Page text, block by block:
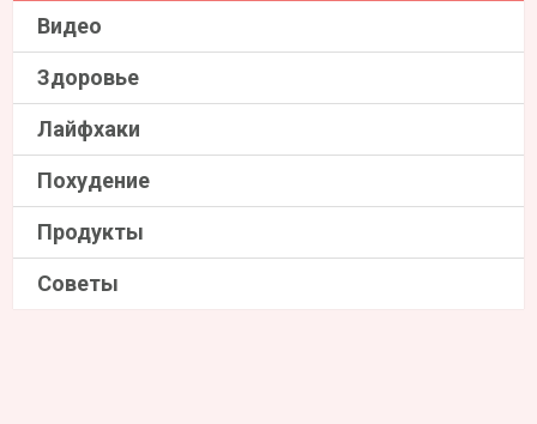
Видео
Здоровье
Лайфхаки
Похудение
Продукты
Советы